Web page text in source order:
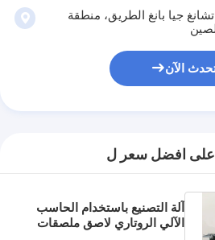
302 رقم 4 زقاق 37 تشانغ جيا بانغ الطريق، منطقة
الآن
افضل سعر ل
آلة التصنيع باستخدام الحاسب
الآلي الروتاري لاصق ملصقات